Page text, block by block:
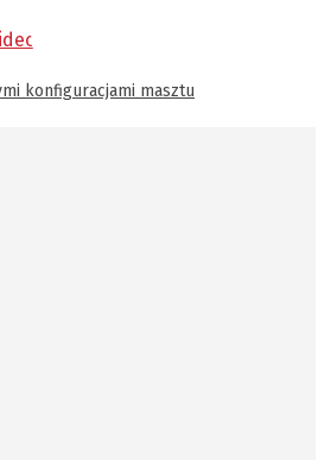
konfiguracjami masztu